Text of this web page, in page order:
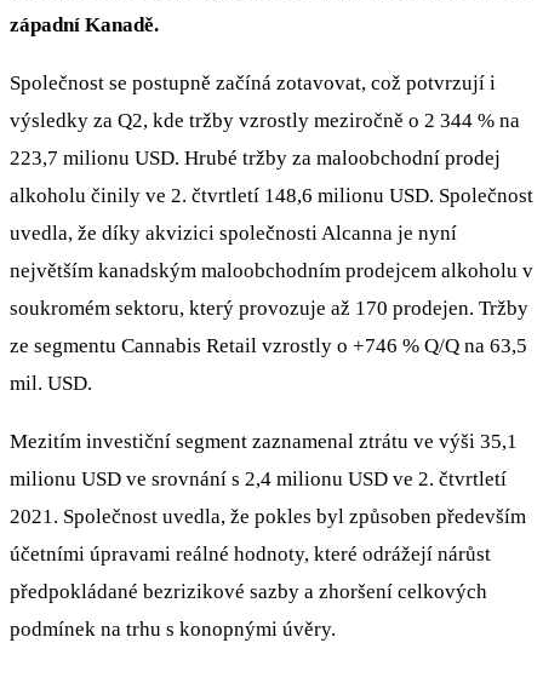
západní Kanadě.
Společnost se postupně začíná zotavovat, což potvrzují i
výsledky za Q2, kde tržby vzrostly meziročně o 2 344 % na
223,7 milionu USD. Hrubé tržby za maloobchodní prodej
alkoholu činily ve 2. čtvrtletí 148,6 milionu USD. Společnost
uvedla, že díky akvizici společnosti Alcanna je nyní
největším kanadským maloobchodním prodejcem alkoholu v
soukromém sektoru, který provozuje až 170 prodejen. Tržby
ze segmentu Cannabis Retail vzrostly o +746 % Q/Q na 63,5
mil. USD.
Mezitím investiční segment zaznamenal ztrátu ve výši 35,1
milionu USD ve srovnání s 2,4 milionu USD ve 2. čtvrtletí
2021. Společnost uvedla, že pokles byl způsoben především
účetními úpravami reálné hodnoty, které odrážejí nárůst
předpokládané bezrizikové sazby a zhoršení celkových
podmínek na trhu s konopnými úvěry.